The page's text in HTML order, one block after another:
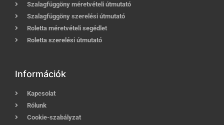
Szalagfüggöny méretvételi útmutató
Szalagfüggöny szerelési útmutató
Roletta méretvételi segédlet
Roletta szerelési útmutató
Információk
Kapcsolat
Rólunk
Cookie-szabályzat